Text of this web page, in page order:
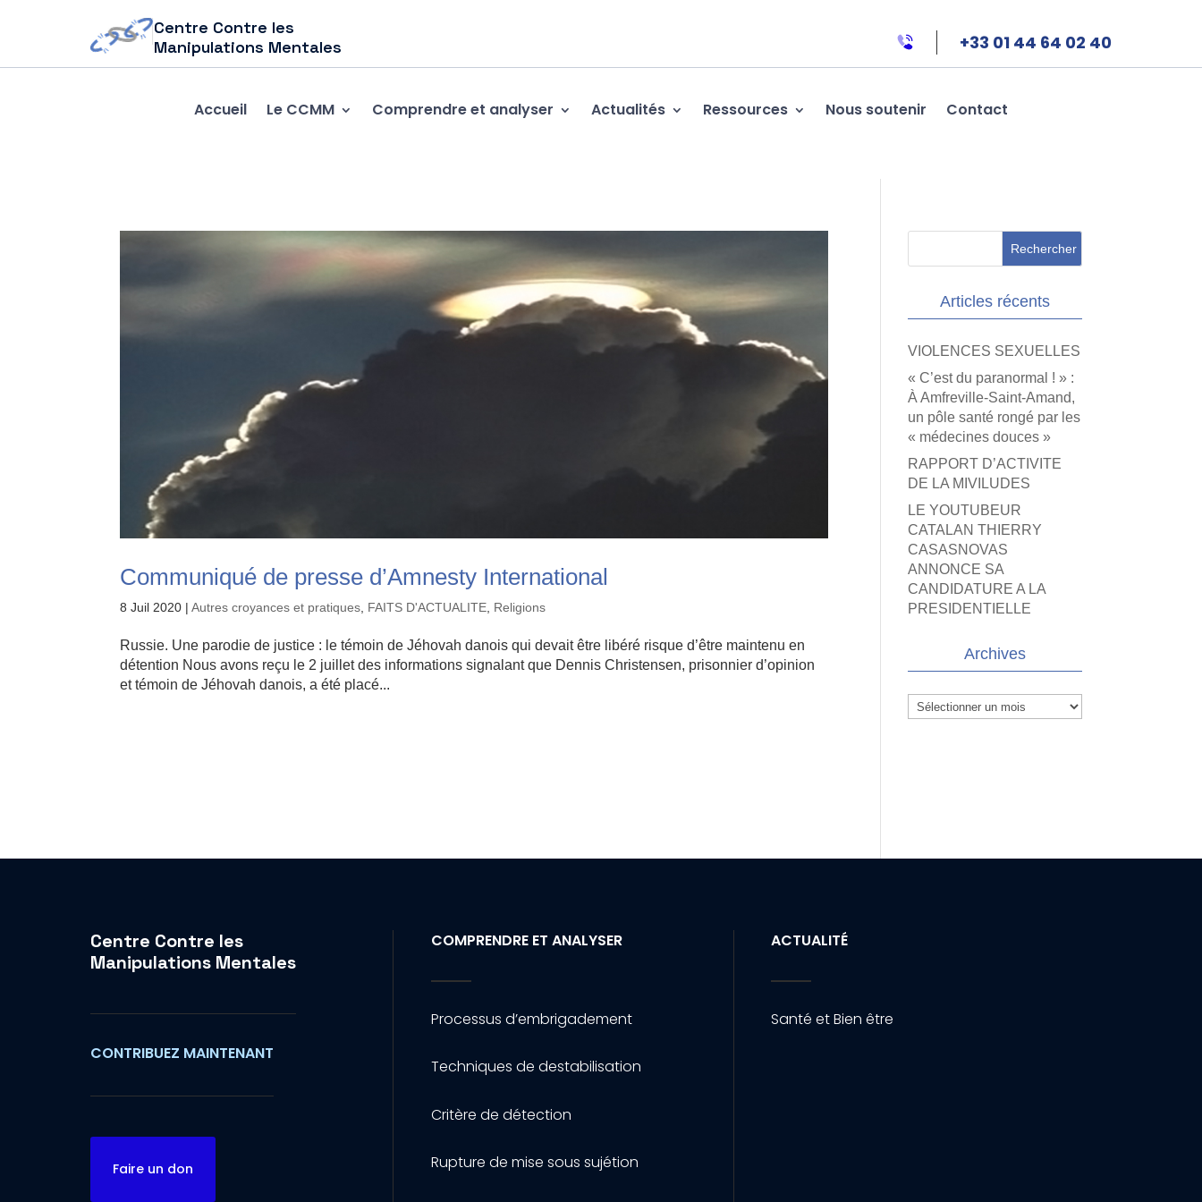
Centre Contre les
Manipulations Mentales
+33 01 44 64 02 40
Accueil Le CCMM Comprendre et analyser Actualités Ressources Nous soutenir Contact
Communiqué de presse d’Amnesty International
8 Juil 2020 |Autres croyances et pratiques FAITS D'ACTUALITE Religions
Russie. Une parodie de justice : le témoin de Jéhovah danois qui devait être libéré risque d’être maintenu en
détention Nous avons reçu le 2 juillet des informations signalant que Dennis Christensen, prisonnier d’opinion
et témoin de Jéhovah danois, a été placé...
Articles récents
VIOLENCES SEXUELLES
« C’est du paranormal ! » :
À Amfreville-Saint-Amand,
un pôle santé rongé par les
« médecines douces »
RAPPORT D’ACTIVITE
DE LA MIVILUDES
LE YOUTUBEUR
CATALAN THIERRY
CASASNOVAS
ANNONCE SA
CANDIDATURE A LA
PRESIDENTIELLE
Archives
Archives
Centre Contre les
Manipulations Mentales
CONTRIBUEZ MAINTENANT
Faire un don
COMPRENDRE ET ANALYSER
Processus d’embrigadement
Techniques de destabilisation
Critère de détection
Rupture de mise sous sujétion
ACTUALITÉ
Santé et Bien être